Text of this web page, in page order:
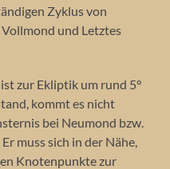
Zyklus von
und Letztes
zur Ekliptik um rund 5°
kommt es nicht
bei Neumond bzw.
muss sich in der Nähe,
Knotenpunkte zur